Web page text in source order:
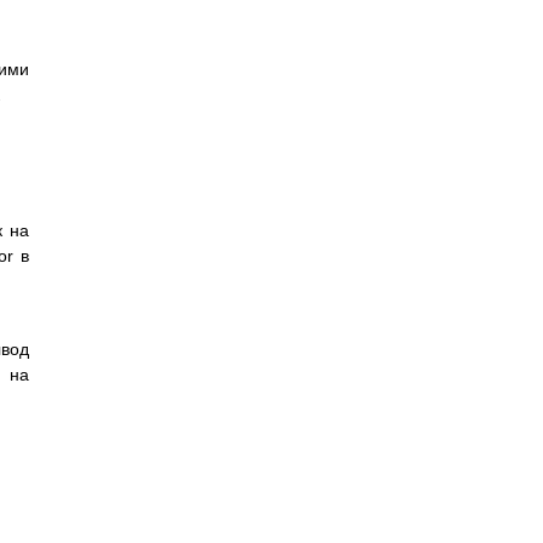
на
в
на